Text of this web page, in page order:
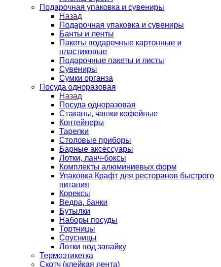
Подарочная упаковка и сувениры
Назад
Подарочная упаковка и сувениры
Банты и ленты
Пакеты подарочные картонные и
пластиковые
Подарочные пакеты и листы
Сувениры
Сумки органза
Посуда одноразовая
Назад
Посуда одноразовая
Стаканы, чашки кофейные
Контейнеры
Тарелки
Столовые приборы
Барные аксессуары
Лотки, ланч-боксы
Комплекты алюминиевых форм
Упаковка Крафт для ресторанов быстрого
питания
Корексы
Ведра, банки
Бутылки
Наборы посуды
Тортницы
Соусницы
Лотки под запайку
Термоэтикетка
Скотч (клейкая лента)